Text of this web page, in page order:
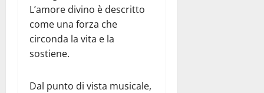
L’amore divino è descritto
come una forza che
circonda la vita e la
sostiene.
Dal punto di vista musicale,